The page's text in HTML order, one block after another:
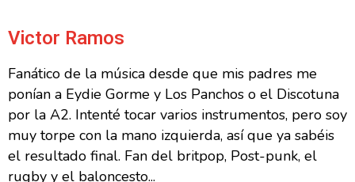
Victor Ramos
Fanático de la música desde que mis padres me
ponían a Eydie Gorme y Los Panchos o el Discotuna
por la A2. Intenté tocar varios instrumentos, pero soy
muy torpe con la mano izquierda, así que ya sabéis
el resultado final. Fan del britpop, Post-punk, el
rugby y el baloncesto...